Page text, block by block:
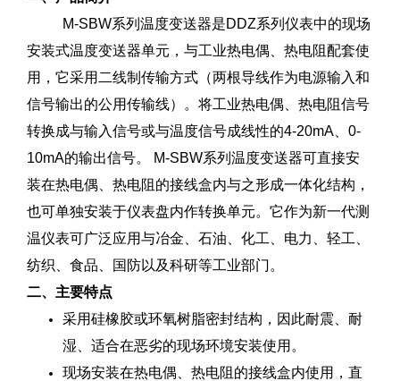
M-SBW系列温度变送器是DDZ系列仪表中的现场
安装式温度变送器单元，与工业热电偶、热电阻配套使
用，它采用二线制传输方式（两根导线作为电源输入和
信号输出的公用传输线）。将工业热电偶、热电阻信号
转换成与输入信号或与温度信号成线性的4-20mA、0-
10mA的输出信号。 M-SBW系列温度变送器可直接安
装在热电偶、热电阻的接线盒内与之形成一体化结构，
也可单独安装于仪表盘内作转换单元。它作为新一代测
温仪表可广泛应用与冶金、石油、化工、电力、轻工、
纺织、食品、国防以及科研等工业部门。
二、主要特点
采用硅橡胶或环氧树脂密封结构，因此耐震、耐
湿、适合在恶劣的现场环境安装使用。
现场安装在热电偶、热电阻的接线盒内使用，直